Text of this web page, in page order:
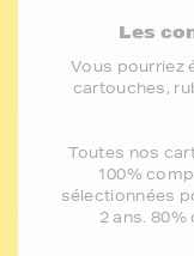
Les
Vous pourriez
cartouches,
Toutes nos
100%
sélectionnées
2 ans.